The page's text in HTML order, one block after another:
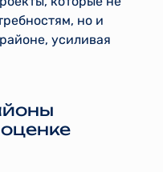
но и
усиливая